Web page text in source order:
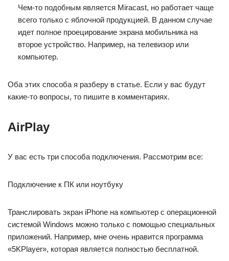
Чем-то подобным является Miracast, но работает чаще
всего только с яблочной продукцией. В данном случае
идет полное проецирование экрана мобильника на
второе устройство. Например, на телевизор или
компьютер.
Оба этих способа я разберу в статье. Если у вас будут
какие-то вопросы, то пишите в комментариях.
AirPlay
У вас есть три способа подключения. Рассмотрим все:
Подключение к ПК или ноутбуку
Транслировать экран iPhone на компьютер с операционной
системой Windows можно только с помощью специальных
приложений. Например, мне очень нравится программа
«5KPlayer», которая является полностью бесплатной.